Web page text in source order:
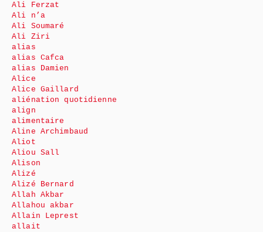
Ali Ferzat
Ali n’a
Ali Soumaré
Ali Ziri
alias
alias Cafca
alias Damien
Alice
Alice Gaillard
aliénation quotidienne
align
alimentaire
Aline Archimbaud
Aliot
Aliou Sall
Alison
Alizé
Alizé Bernard
Allah Akbar
Allahou akbar
Allain Leprest
allait